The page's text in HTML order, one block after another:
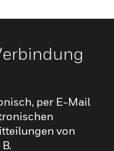
per E-Mail
von